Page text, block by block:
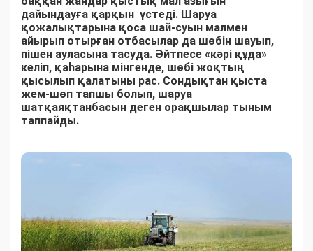
дайындауға қарқын үстеді. Шаруа
қожалықтарына қоса шай-суын малмен
айырып отырған отбасылар да шөбін шауып,
пішен ауласына тасуда. Әйтпесе «кәрі құда»
келіп, қаһарына мінгенде, шөбі жоқтың
қысылып қалатыны рас. Сондықтан қыста
жем-шөп тапшы болып, шаруа
шатқаяқтанбасын деген орақшылар тыным
таппайды.